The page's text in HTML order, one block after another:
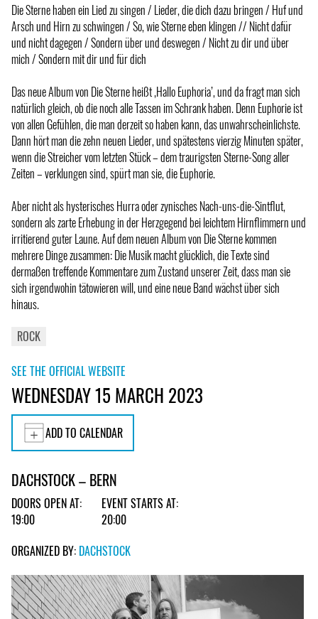
Die Sterne haben ein Lied zu singen / Lieder, die dich dazu bringen / Huf und
Arsch und Hirn zu schwingen / So, wie Sterne eben klingen // Nicht dafür
und nicht dagegen / Sondern über und deswegen / Nicht zu dir und über
mich / Sondern mit dir und für dich
Das neue Album von Die Sterne heißt ‚Hallo Euphoria’, und da fragt man sich
natürlich gleich, ob die noch alle Tassen im Schrank haben. Denn Euphorie ist
von allen Gefühlen, die man derzeit so haben kann, das unwahrscheinlichste.
Dann hört man die zehn neuen Lieder, und spätestens vierzig Minuten später,
wenn die Streicher vom letzten Stück – dem traurigsten Sterne-Song aller
Zeiten – verklungen sind, spürt man sie, die Euphorie.
Aber nicht als hysterisches Hurra oder zynisches Nach-uns-die-Sintflut,
sondern als zarte Erhebung in der Herzgegend bei leichtem Hirnflimmern und
irritierend guter Laune. Auf dem neuen Album von Die Sterne kommen
mehrere Dinge zusammen: Die Musik macht glücklich, die Texte sind
dermaßen treffende Kommentare zum Zustand unserer Zeit, dass man sie
sich irgendwohin tätowieren will, und eine neue Band wächst über sich
hinaus.
ROCK
SEE THE OFFICIAL WEBSITE
WEDNESDAY 15 MARCH 2023
ADD TO CALENDAR
DACHSTOCK – BERN
DOORS OPEN AT:
19:00
EVENT STARTS AT:
20:00
ORGANIZED BY: DACHSTOCK